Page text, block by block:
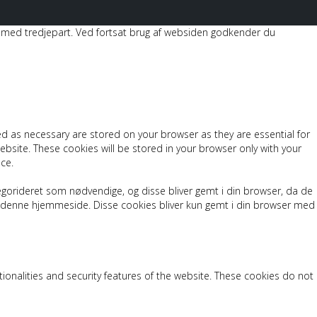
tredjepart. Ved fortsat brug af websiden godkender du
as necessary are stored on your browser as they are essential for
These cookies will be stored in your browser only with your
som nødvendige, og disse bliver gemt i din browser, da de
hjemmeside. Disse cookies bliver kun gemt i din browser med
and security features of the website. These cookies do not